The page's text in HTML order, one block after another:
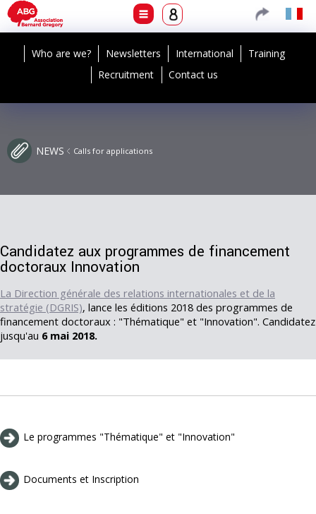
Who are we? Newsletters International
Training
Recruitment
Contact us
NEWS Calls for applications
Candidatez aux programmes de financement
doctoraux Innovation
La Direction générale des relations internationales et de la
stratégie (DGRIS), lance les éditions 2018 des programmes de
financement doctoraux : "Thématique" et "Innovation". Candidatez
jusqu'au 6 mai 2018.
Le programmes "Thématique" et "Innovation"
Documents et Inscription